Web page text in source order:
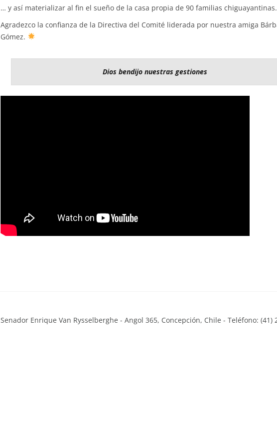
… y así materializar al fin el sueño de la casa propia de 90 familias chiguayantinas.
Agradezco la confianza de la Directiva del Comité liderada por nuestra amiga
Gómez.
Dios bendijo nuestras gestiones
Senador Enrique Van Rysselberghe - Angol 365, Concepción, Chile - Teléfono: